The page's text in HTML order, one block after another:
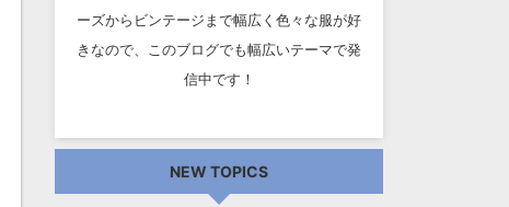
ーズからビンテージまで幅広く色々な服が好
きなので、このブログでも幅広いテーマで発
信中です！
NEW TOPICS